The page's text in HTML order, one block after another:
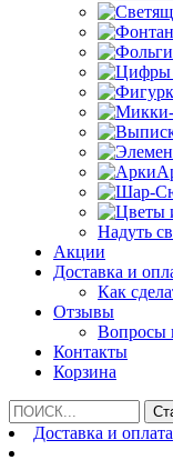
Надуть
Акции
Доставка и
Как
Отзывы
Вопросы
Контакты
Корзина
Доставка и оплата